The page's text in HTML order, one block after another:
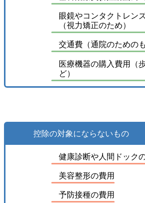
眼鏡やコンタクトレン
（視力矯正のため）
交通費（通院のためのも
医療機器の購入費用（
ど）
控除の対象にならないもの
健康診断や人間ドック
美容整形の費用
予防接種の費用